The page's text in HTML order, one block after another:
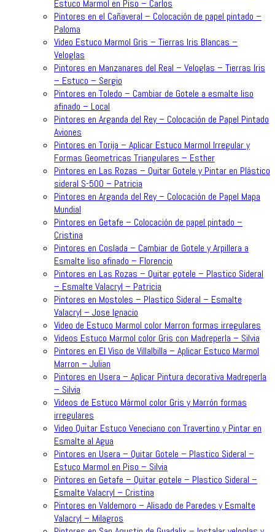
Estuco Marmol en Piso – Carlos
Pintores en el Cañaveral – Colocación de papel pintado –
Paloma
Video Estuco Marmol Gris – Tierras Iris Blancas –
Veloglas
Pintores en Manzanares del Real – Veloglas – Tierras Iris
– Estuco – Sergio
Pintores en Toledo – Cambiar de Gotele a esmalte liso
afinado – Local
Pintores en Arganda del Rey – Colocación de Papel Pintado
Aviones
Pintores en Torija – Aplicar Estuco Marmol Irregular y
Formas Geometricas Triangulares – Esther
Pintores en Las Rozas – Quitar Gotele y Pintar en Plástico
sideral S-500 – Patricia
Pintores en Arganda del Rey – Colocación de Papel Mapa
Mundial
Pintores en Getafe – Colocación de papel pintado –
Cristina
Pintores en Coslada – Cambiar de Gotele y Arpillera a
Esmalte liso afinado – Florencio
Pintores en Las Rozas – Quitar gotele – Plastico Sideral
– Esmalte Valacryl – Patricia
Pintores en Mostoles – Plastico Sideral – Esmalte
Valacryl – Jose Ignacio
Video de Estuco Marmol color Marron formas irregulares
Videos Estuco Marmol color Gris con Madreperla – Silvia
Pintores en El Viso de Villalbilla – Aplicar Estuco Marmol
Marron – Julian
Pintores en Usera – Aplicar Pintura decorativa Madreperla
– Silvia
Videos de Estuco Mármol color Gris y Marrón formas
irregulares
Video Quitar Estuco Veneciano con Travertino y Pintar en
Esmalte al Agua
Pintores en Usera – Quitar Gotele – Plastico Sideral –
Estuco Marmol en Piso – Silvia
Pintores en Getafe – Quitar gotele – Plastico Sideral –
Esmalte Valacryl – Cristina
Pintores en Valdemoro – Alisado de Paredes y Esmalte
Valacryl – Milagros